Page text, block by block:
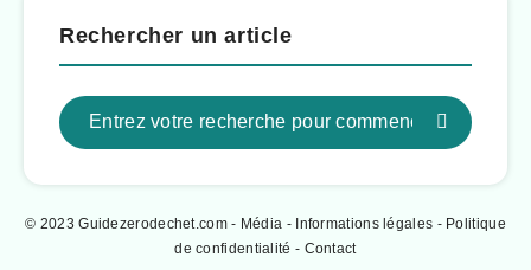
Rechercher un article
© 2023 Guidezerodechet.com - Média - Informations légales - Politique
de confidentialité - Contact